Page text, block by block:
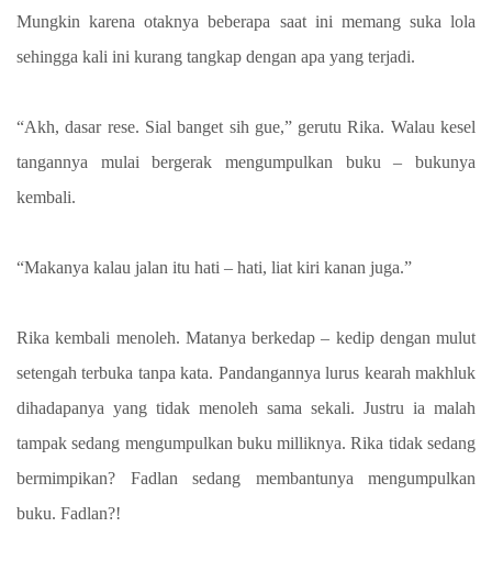
Mungkin karena otaknya beberapa saat ini memang suka lola
sehingga kali ini kurang tangkap dengan apa yang terjadi.
“Akh, dasar rese. Sial banget sih gue,” gerutu Rika. Walau kesel
tangannya mulai bergerak mengumpulkan buku – bukunya
kembali.
“Makanya kalau jalan itu hati – hati, liat kiri kanan juga.”
Rika kembali menoleh. Matanya berkedap – kedip dengan mulut
setengah terbuka tanpa kata. Pandangannya lurus kearah makhluk
dihadapanya yang tidak menoleh sama sekali. Justru ia malah
tampak sedang mengumpulkan buku milliknya. Rika tidak sedang
bermimpikan? Fadlan sedang membantunya mengumpulkan
buku. Fadlan?!